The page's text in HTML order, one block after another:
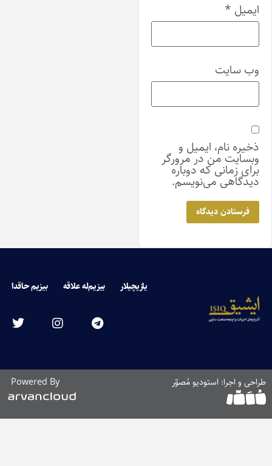
*
سایت
نام، ایمیل و
من در مرورگر
زمانی که دوباره
می‌نویسم.
یازیچیلار بیزیم‌له علاقه بیزیم حاقدا
و اجرا: استودیو مُصوّر Powered By